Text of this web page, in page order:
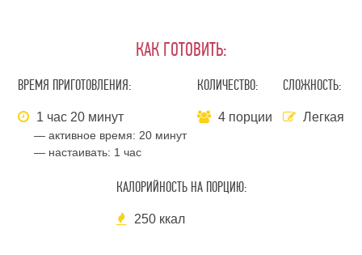
КАК ГОТОВИТЬ:
ВРЕМЯ ПРИГОТОВЛЕНИЯ:
1 час 20 минут
— активное время: 20 минут
— настаивать: 1 час
КОЛИЧЕСТВО:
4 порции
СЛОЖНОСТЬ:
Легкая
КАЛОРИЙНОСТЬ НА ПОРЦИЮ:
250 ккал